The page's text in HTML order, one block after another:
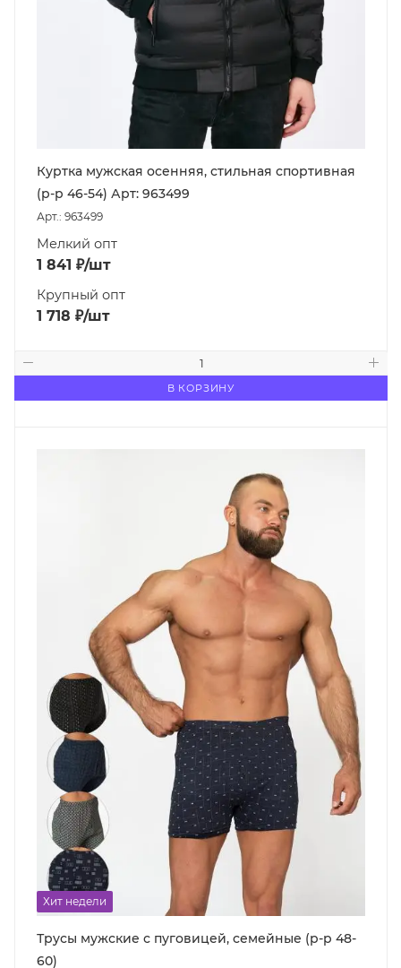
Куртка мужская осенняя, стильная спортивная
(р-р 46-54) Арт: 963499
Арт.: 963499
Мелкий опт
1 841 ₽/шт
Крупный опт
1 718 ₽/шт
В КОРЗИНУ
Хит недели
Трусы мужские с пуговицей, семейные (р-р 48-
60)